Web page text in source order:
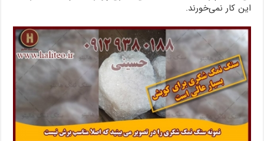
این کار نمی‌خورند.